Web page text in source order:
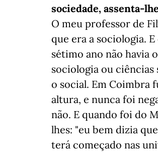
sociedade, assenta-
O meu professor de
que era a sociologia.
sétimo ano não havia
sociologia ou
o social. Em Coimbra
altura, e nunca foi
não. E quando foi do
lhes: "eu bem dizia
terá começado nas